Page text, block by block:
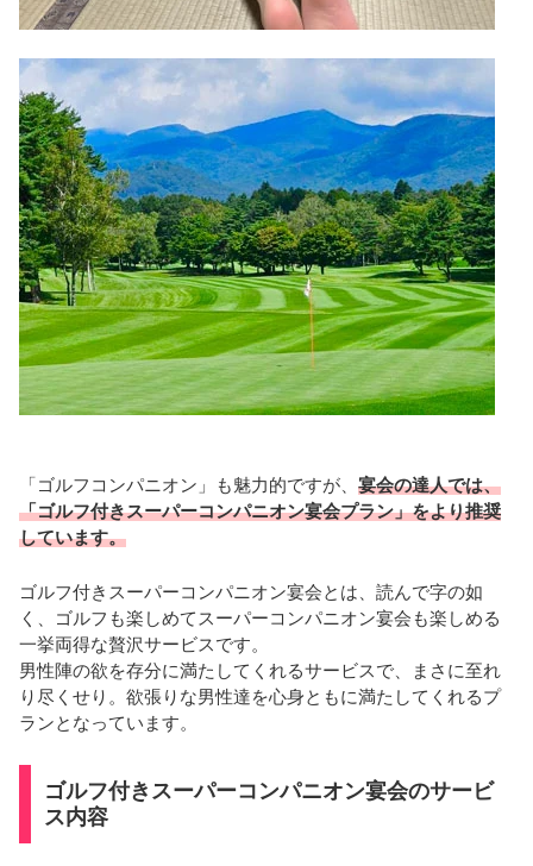
「ゴルフコンパニオン」も魅力的ですが、 宴会の達人では、
「ゴルフ付きスーパーコンパニオン宴会プラン」をより推奨
しています。
ゴルフ付きスーパーコンパニオン宴会とは、読んで字の如
く、ゴルフも楽しめてスーパーコンパニオン宴会も楽しめる
一挙両得な贅沢サービスです。
男性陣の欲を存分に満たしてくれるサービスで、まさに至れ
り尽くせり。欲張りな男性達を心身ともに満たしてくれるプ
ランとなっています。
ゴルフ付きスーパーコンパニオン宴会のサービ
ス内容